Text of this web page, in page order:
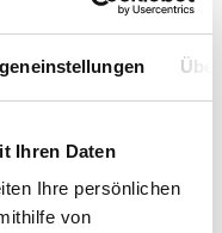
Ihren Daten
Ihre persönlichen
von
(1315)
(91)